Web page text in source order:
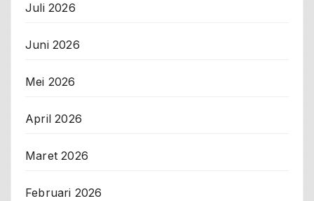
Juli 2026
Juni 2026
Mei 2026
April 2026
Maret 2026
Februari 2026